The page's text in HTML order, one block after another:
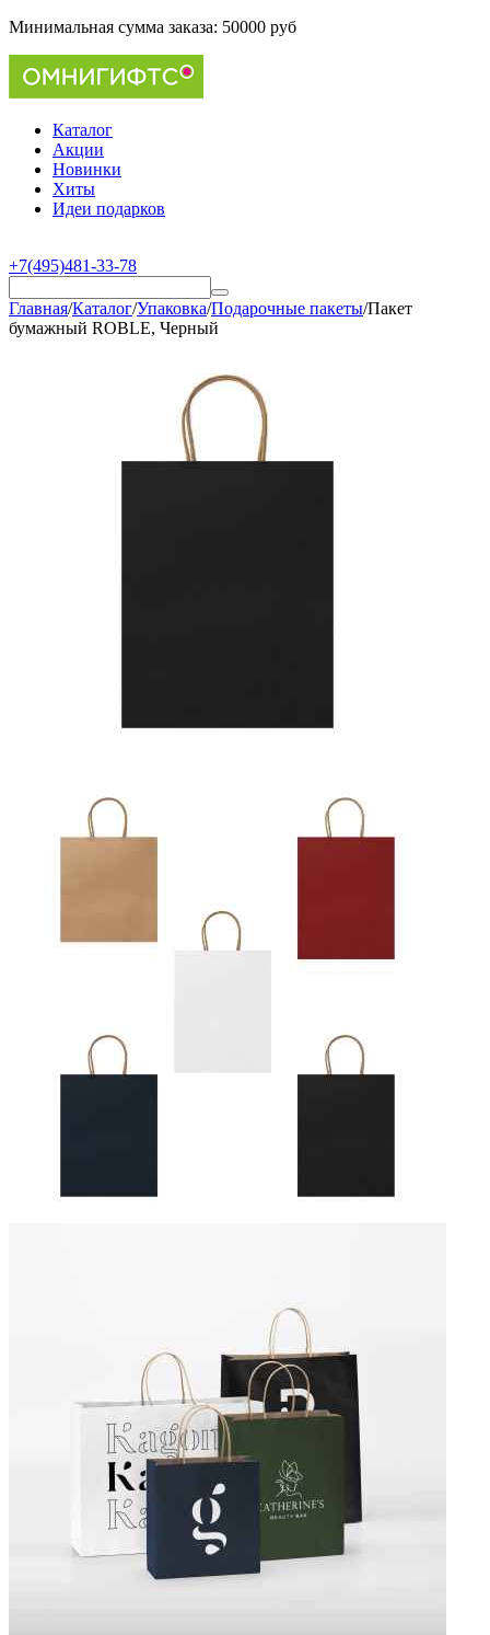
Минимальная сумма заказа: 50000 руб
Каталог
Акции
Новинки
Хиты
Идеи подарков
+7(495)481-33-78
Главная/Каталог/Упаковка/Подарочные пакеты/Пакет
бумажный ROBLE, Черный